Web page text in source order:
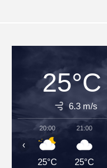
25°C
6.3 m/s
20:00
25°C
21:00
25°C
‹